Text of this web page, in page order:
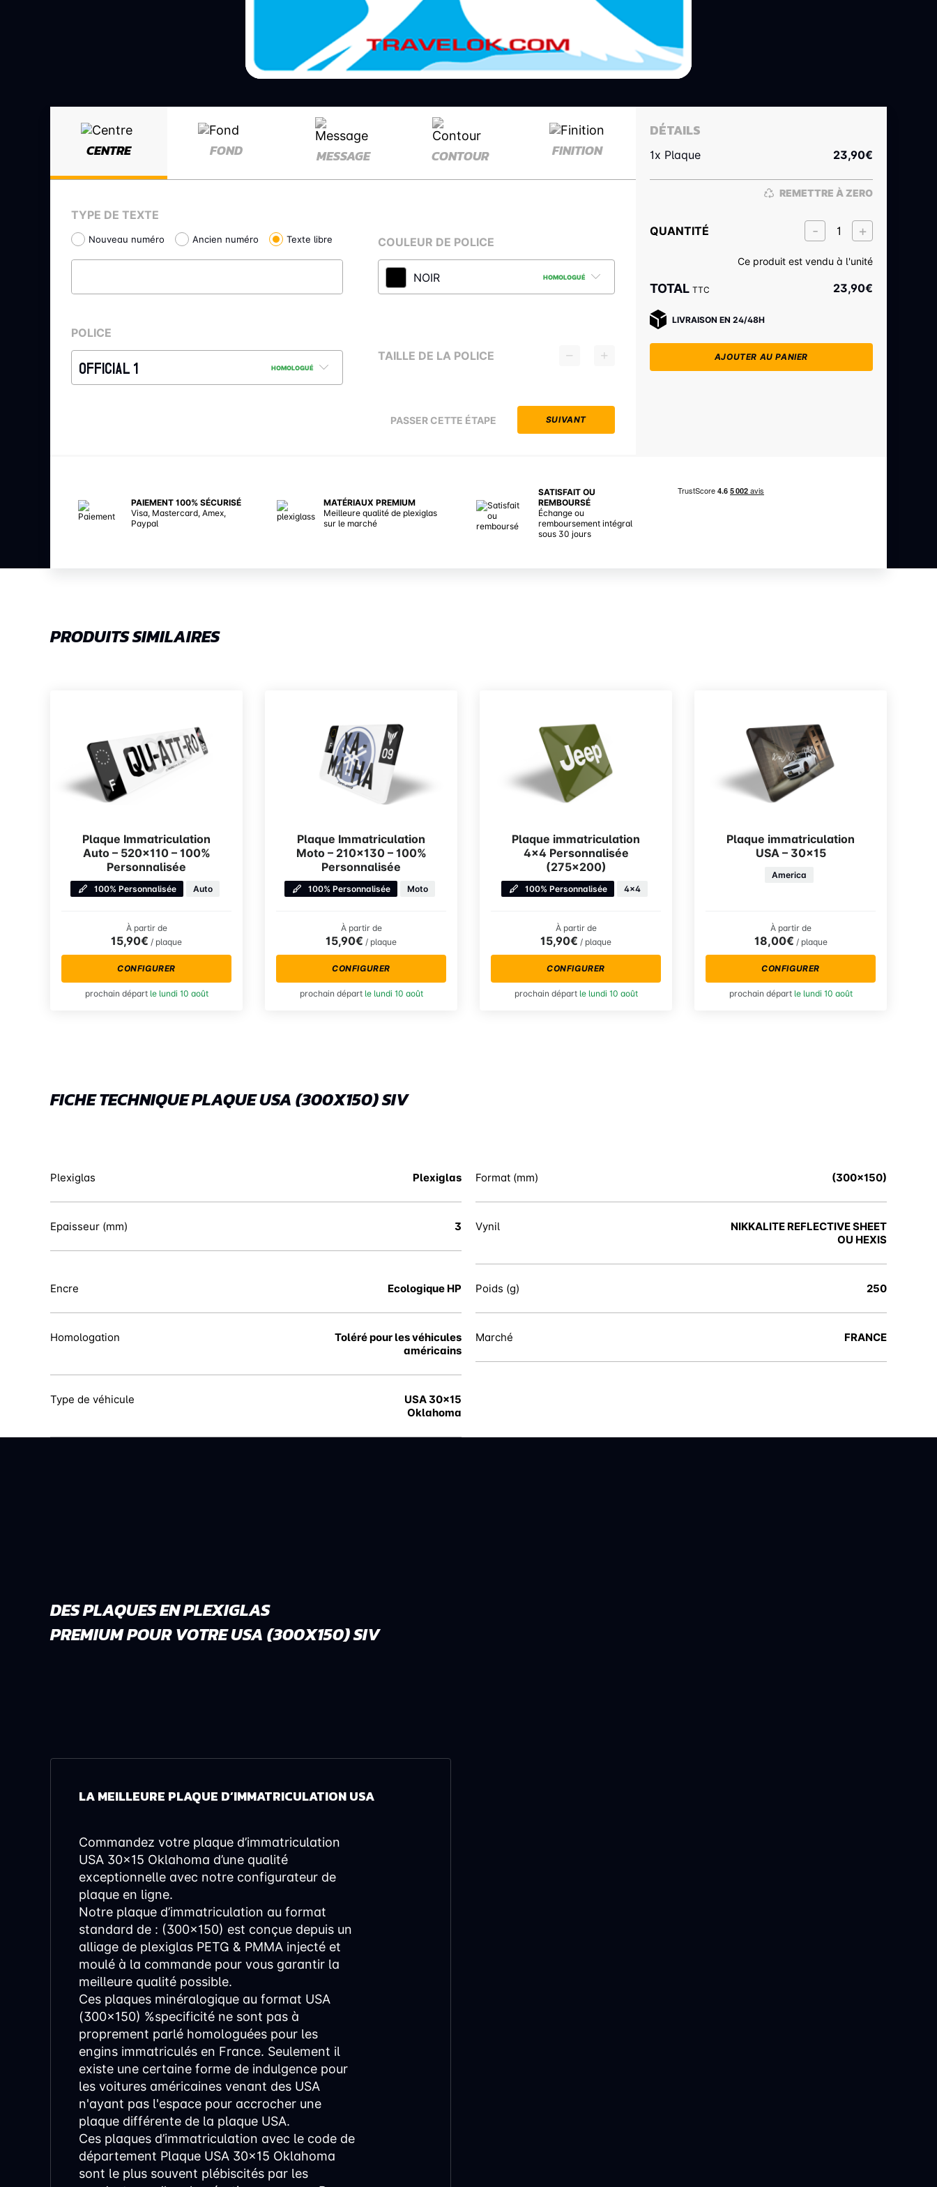
CENTRE FOND MESSAGE CONTOUR FINITION
TYPE DE TEXTE
Nouveau numéro Ancien numéro Texte libre COULEUR DE POLICE
NOIR HOMOLOGUÉ
POLICE
OFFICIAL 1 HOMOLOGUÉ
TAILLE DE LA POLICE
PASSER CETTE ÉTAPE SUIVANT
DÉTAILS
1x Plaque 23,90€
REMETTRE À ZERO
QUANTITÉ
Ce produit est vendu à l'unité
TOTAL TTC 23,90€
LIVRAISON EN 24/48H
AJOUTER AU PANIER
PAIEMENT 100% SÉCURISÉ
Visa, Mastercard, Amex,
Paypal
MATÉRIAUX PREMIUM
Meilleure qualité de plexiglas
sur le marché
SATISFAIT OU
REMBOURSÉ
Échange ou
remboursement intégral
sous 30 jours
PRODUITS SIMILAIRES
Plaque Immatriculation
Auto – 520×110 – 100%
Personnalisée
100% Personnalisée Auto
À partir de
15,90€ / plaque
CONFIGURER
prochain départ le lundi 10 août
Plaque Immatriculation
Moto – 210×130 – 100%
Personnalisée
100% Personnalisée Moto
À partir de
15,90€ / plaque
CONFIGURER
prochain départ le lundi 10 août
Plaque immatriculation
4×4 Personnalisée
(275×200)
100% Personnalisée 4x4
À partir de
15,90€ / plaque
CONFIGURER
prochain départ le lundi 10 août
Plaque immatriculation
USA – 30×15
America
À partir de
18,00€ / plaque
CONFIGURER
prochain départ le lundi 10 août
FICHE TECHNIQUE PLAQUE USA (300X150) SIV
Plexiglas Plexiglas Format (mm) (300x150)
Epaisseur (mm) 3 Vynil
NIKKALITE REFLECTIVE SHEET
OU HEXIS
Encre Ecologique HP Poids (g) 250
Homologation
Toléré pour les véhicules
américains
Marché FRANCE
Type de véhicule
USA 30x15
Oklahoma
DES PLAQUES EN PLEXIGLAS
PREMIUM POUR VOTRE USA (300X150) SIV
LA MEILLEURE PLAQUE D’IMMATRICULATION USA
Commandez votre plaque d’immatriculation
USA 30x15 Oklahoma d’une qualité
exceptionnelle avec notre configurateur de
plaque en ligne.
Notre plaque d’immatriculation au format
standard de : (300x150) est conçue depuis un
alliage de plexiglas PETG & PMMA injecté et
moulé à la commande pour vous garantir la
meilleure qualité possible.
Ces plaques minéralogique au format USA
(300x150) %specificité ne sont pas à
proprement parlé homologuées pour les
engins immatriculés en France. Seulement il
existe une certaine forme de indulgence pour
les voitures américaines venant des USA
n'ayant pas l'espace pour accrocher une
plaque différente de la plaque USA.
Ces plaques d’immatriculation avec le code de
département Plaque USA 30x15 Oklahoma
sont le plus souvent plébiscités par les